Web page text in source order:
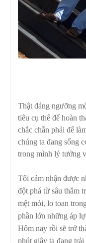
Thật đáng ngưỡng
tiêu cụ thể để hoàn
chắc chắn phải để
chúng ta đang sống
trong mình lý tưởng
Tôi cảm nhận được
đột phá từ sâu thẳm
mệt mỏi, lo toan
phần lớn những áp
Hôm nay rồi sẽ trở
phút giây ta đang